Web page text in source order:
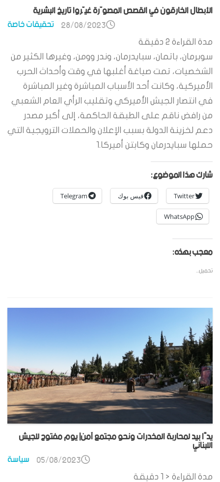
الأبطال الخارقون في القصص المصوّرة غيّروا تاريخ البشرية
تحقيقات خاصة 28/08/2023
مدة القراءة 2 دقيقة
سوبرمان، باتمان، سبايدرمان، وندر وومن، وغيرها الكثير من
الشخصيات، تمت صياغة أغلبها في وقت وأحداث الحرب
الأميركية، وكانت أحد الأسباب المباشرة وغير المباشرة
في انتصار الجيش الأميركي وتقليب الرأي العام الشعبي
من رافض ناقم على الطبقة الحاكمة، إلى أكبر مصدر
دعم لخزينة الدولة بسبب الإعلان والحملات الترويجية التي
حملها سبايدرمان وكابتن أميركا.1
شارك هذا الموضوع:
Twitter فيس بوك Telegram
WhatsApp
معجب بهذه:
تحميل...
يدًا بيد لمحاربة المخدرات ونحو مجتمع آمن| يوم مفتوح للجيش
اللبناني
سياسة 05/08/2023
مدة القراءة < 1
دقيقة